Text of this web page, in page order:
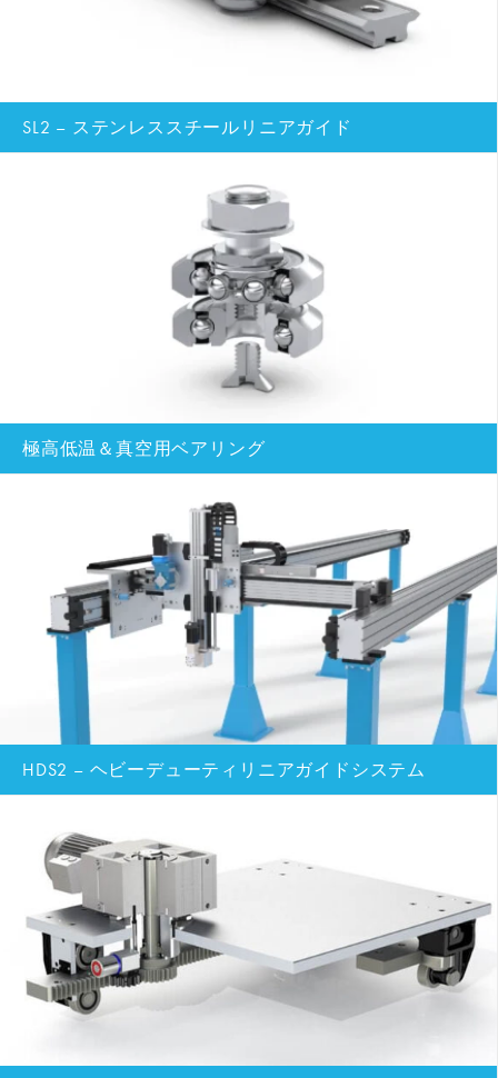
SL2 – ステンレススチールリニアガイド
極高低温＆真空用ベアリング
HDS2 – ヘビーデューティリニアガイドシステム